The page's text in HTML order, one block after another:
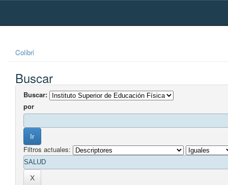
Skip
Colibri
Buscar
Buscar:
por
Filtros actuales: